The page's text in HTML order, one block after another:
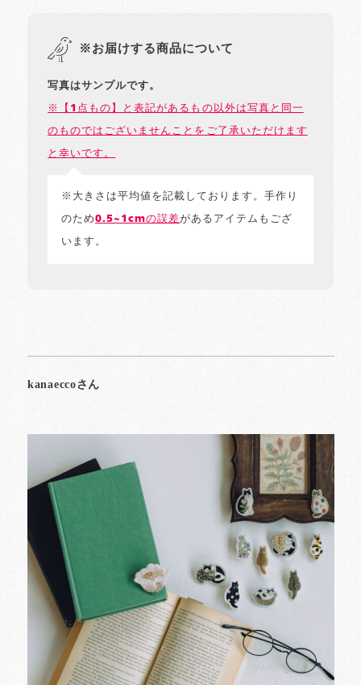
※お届けする商品について
写真はサンプルです。
※【1点もの】と表記があるもの以外は写真と同一
のものではございませんことをご了承いただけます
と幸いです。
※大きさは平均値を記載しております。手作り
のため0.5~1cmの誤差があるアイテムもござ
います。